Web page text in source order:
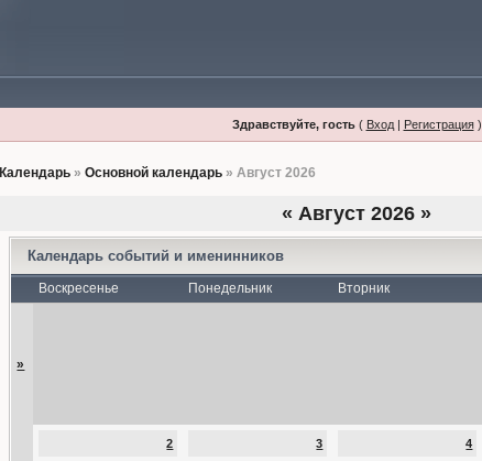
Здравствуйте, гость( Вход| Регистрация)
Календарь »Основной календарь » Август 2026
« Август 2026 »
Календарь событий и именинников
Воскресенье Понедельник Вторник
»
2 3 4